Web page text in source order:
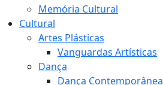
Memória Cultural
Cultural
Artes Plásticas
Vanguardas Artísticas
Dança
Dança Contemporânea